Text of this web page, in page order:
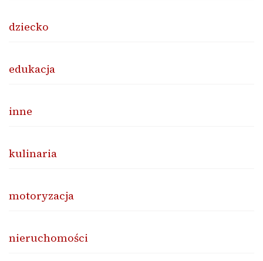
dziecko
edukacja
inne
kulinaria
motoryzacja
nieruchomości